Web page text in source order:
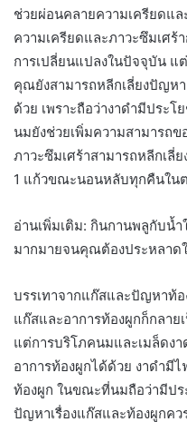
ช่วยผ่อนคลายความเครียดแล
ความเครียดและภาวะซึมเศ
การเปลี่ยนแปลงในปัจจุบัน แ
คุณยังสามารถหลีกเลี่ยงปัญห
ด้วย เพราะถือว่างาดำมีประ
นมยังช่วยเพิ่มความสามารถ
ภาวะซึมเศร้าสามารถหลีกเลี่
1 แก้วขณะนอนหลับทุกคืนใน
อ่านเพิ่มเติม: กินกานพลูกับน้
มากมายจนคุณต้องประหลาด
บรรเทาจากแก๊สและปัญหาท้อ
แก๊สและอาการท้องผูกก็กลา
แต่การบริโภคนมและเมล็ดงา
อาการท้องผูกได้ด้วย งาดำมี
ท้องผูก ในขณะที่นมถือว่ามีป
ปัญหาเรื่องแก๊สและท้องผูกคว